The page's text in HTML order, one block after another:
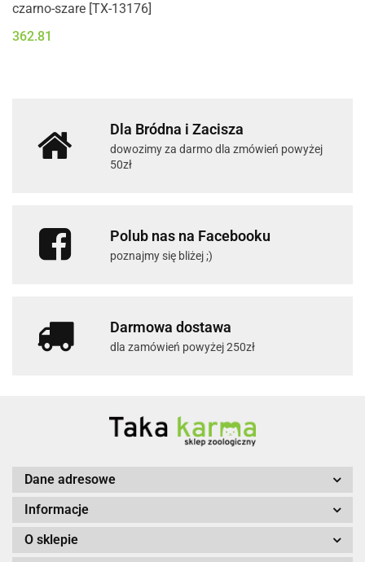
czarno-szare [TX-13176]
362.81
Dla Bródna i Zacisza
dowozimy za darmo dla zmówień powyżej
50zł
Polub nas na Facebooku
poznajmy się bliżej ;)
Darmowa dostawa
dla zamówień powyżej 250zł
Dane adresowe
Informacje
O sklepie